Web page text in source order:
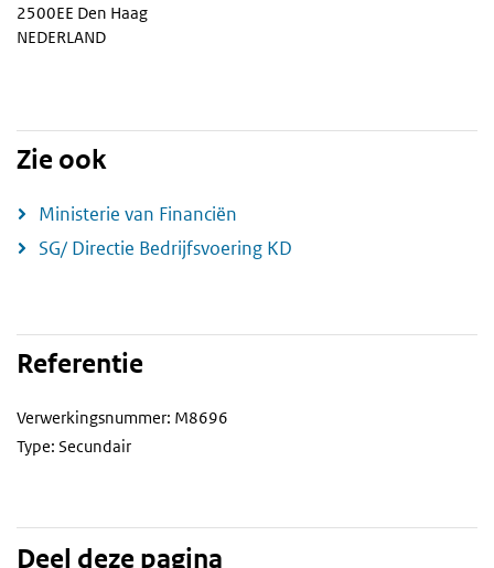
2500EE Den Haag
NEDERLAND
Zie ook
Ministerie van Financiën
SG/ Directie Bedrijfsvoering KD
Referentie
Verwerkingsnummer: M8696
Type: Secundair
Deel deze pagina